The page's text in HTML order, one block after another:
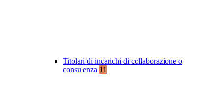
Titolari di incarichi di collaborazione o
consulenza 11